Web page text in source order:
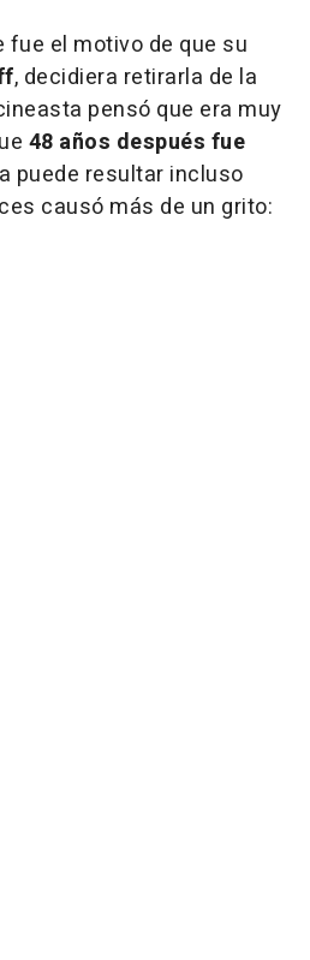
el motivo de que su
, decidiera retirarla de la
pensó que era muy
48 años después fue
puede resultar incluso
causó más de un grito: